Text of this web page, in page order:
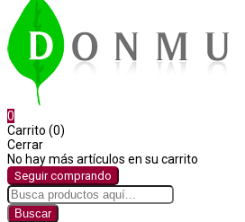
0
Carrito (0)
Cerrar
No hay más artículos en su carrito
Seguir comprando
Buscar